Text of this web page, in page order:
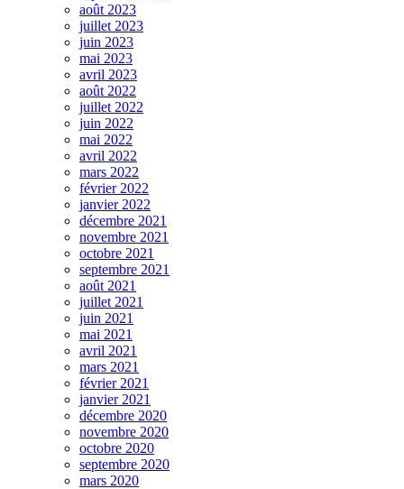
août 2023
juillet 2023
juin 2023
mai 2023
avril 2023
août 2022
juillet 2022
juin 2022
mai 2022
avril 2022
mars 2022
février 2022
janvier 2022
décembre 2021
novembre 2021
octobre 2021
septembre 2021
août 2021
juillet 2021
juin 2021
mai 2021
avril 2021
mars 2021
février 2021
janvier 2021
décembre 2020
novembre 2020
octobre 2020
septembre 2020
mars 2020